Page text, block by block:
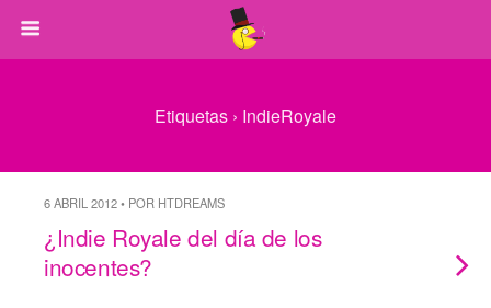
Etiquetas › IndieRoyale
6 ABRIL 2012 • POR HTDREAMS
¿Indie Royale del día de los
inocentes?